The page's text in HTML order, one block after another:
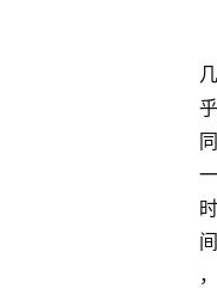
几
乎
同
一
时
间
，